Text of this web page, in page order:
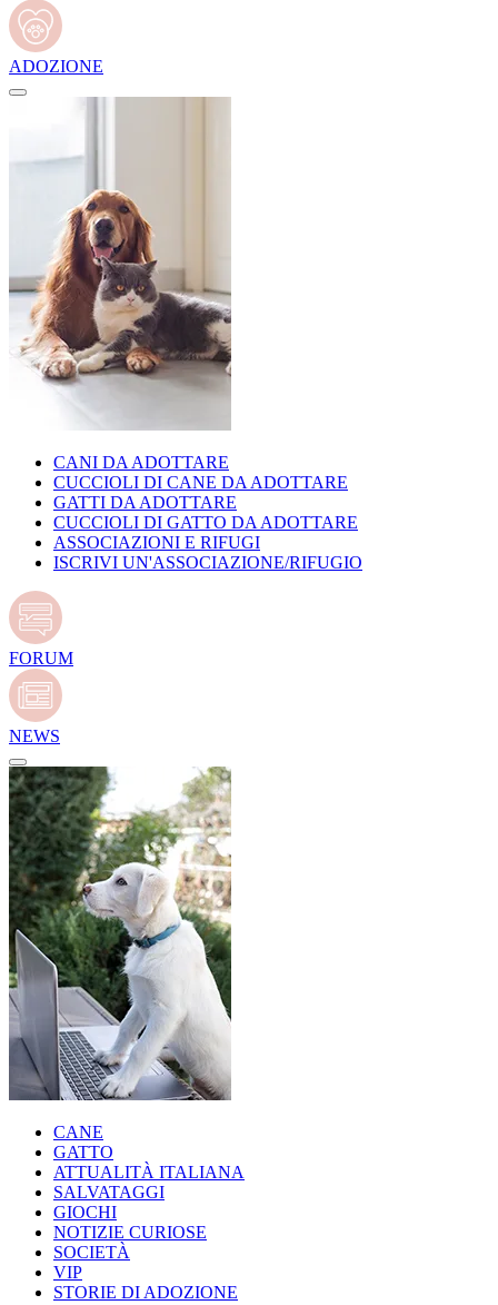
ADOZIONE
CANI DA ADOTTARE
CUCCIOLI DI CANE DA ADOTTARE
GATTI DA ADOTTARE
CUCCIOLI DI GATTO DA ADOTTARE
ASSOCIAZIONI E RIFUGI
ISCRIVI UN'ASSOCIAZIONE/RIFUGIO
FORUM
NEWS
CANE
GATTO
ATTUALITÀ ITALIANA
SALVATAGGI
GIOCHI
NOTIZIE CURIOSE
SOCIETÀ
VIP
STORIE DI ADOZIONE